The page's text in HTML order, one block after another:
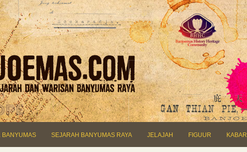
BANYUMAS SEJARAH BANYUMAS RAYA JELAJAH FIGUUR KABAR